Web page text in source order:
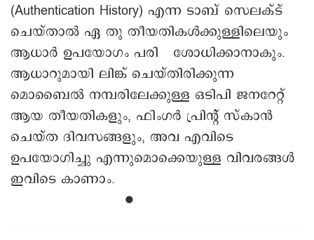
(Authentication History) എന്ന ടാബ് സെലക്ട്
ചെയ്താല്‍ ഏ തു തീയതികൾക്കുള്ളിലെയും
ആധാർ ഉപയോഗം പരി ശോധിക്കാനാകും.
ആധാറുമായി ലിങ്ക് ചെയ്തിരിക്കുന്ന
മൊബൈൽ നമ്പരിലേക്കുള്ള ഒടിപി ജനറേറ്റ്
ആയ തീയതികളും, ഫിംഗര്‍ പ്രിന്റ് സ്കാന്‍
ചെയ്ത ദിവസങ്ങളും, അവ എവിടെ
ഉപയോഗിച്ചു എന്നുമൊക്കെയുള്ള വിവരങ്ങൾ
ഇവിടെ കാണാം.
∙